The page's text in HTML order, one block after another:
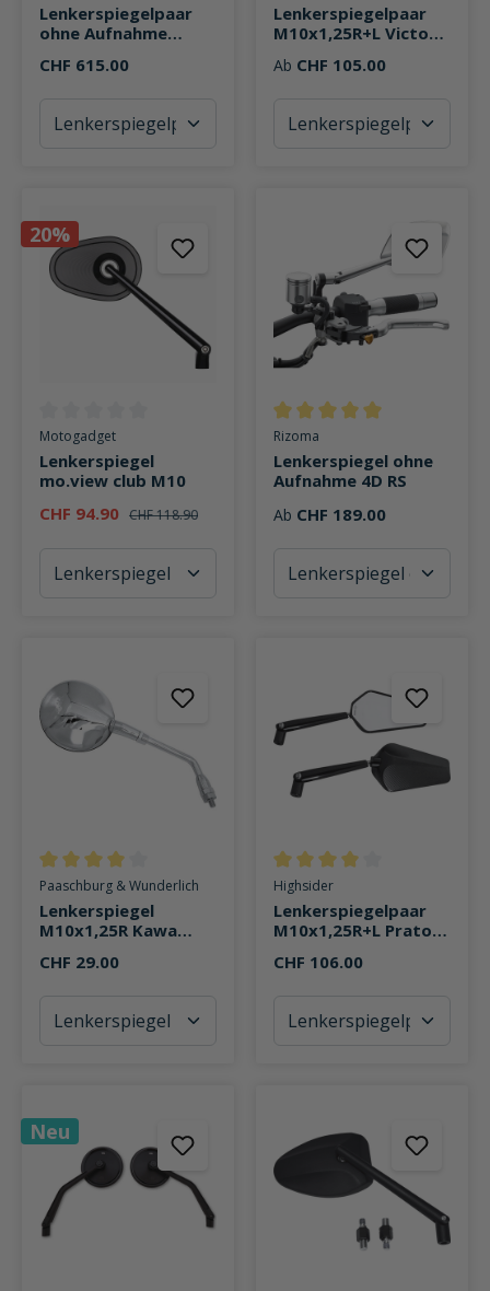
Lenkerspiegelpaar
ohne Aufnahme
BSN140
CHF 615.00
Lenkerspiegelpaar
M10x1,25R+L Victory
Ab CHF 105.00
20%
Durchschnittliche Bewertung von 0 von 5 Sternen
Motogadget
Lenkerspiegel
mo.view club M10
CHF 94.90 CHF 118.90
Durchschnittliche Bewertung
Rizoma
Lenkerspiegel ohne
Aufnahme 4D RS
Ab CHF 189.00
Durchschnittliche Bewertung von 4 von 5 Sternen
Paaschburg & Wunderlich
Lenkerspiegel
M10x1,25R Kawa
CHF 29.00
Durchschnittliche Bewertung
Highsider
Lenkerspiegelpaar
M10x1,25R+L Prato
CHF 106.00
Neu